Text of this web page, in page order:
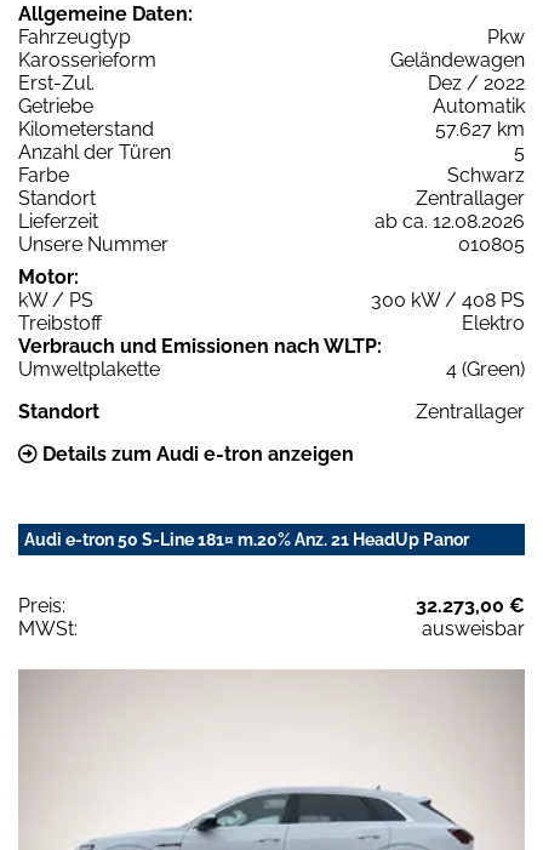
Allgemeine Daten:
Fahrzeugtyp
Pkw
Karosserieform
Geländewagen
Erst-Zul.
Dez / 2022
Getriebe
Automatik
Kilometerstand
57.627 km
Anzahl der Türen
5
Farbe
Schwarz
Standort
Zentrallager
Lieferzeit
ab ca. 12.08.2026
Unsere Nummer
010805
Motor:
kW / PS
300 kW / 408 PS
Treibstoff
Elektro
Verbrauch und Emissionen nach WLTP:
Umweltplakette
4 (Green)
Standort
Zentrallager
Details zum Audi e-tron anzeigen
Audi e-tron 50 S-Line 181¤ m.20% Anz. 21 HeadUp Panor
Preis:
32.273,00 €
MWSt:
ausweisbar